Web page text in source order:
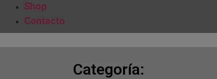
Shop
Contacto
Categoría: